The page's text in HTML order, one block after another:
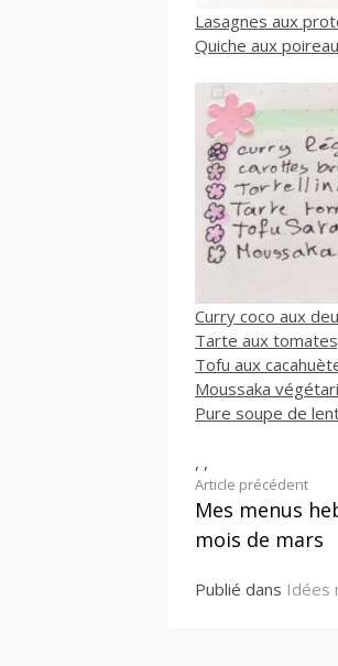
Lasagnes aux
Quiche aux
Curry coco aux
Tarte aux
Tofu aux
Moussaka
Pure soupe de
, ,
Lire
la
Article précédent
Mes menus
mois de mars
Publié dans Idées